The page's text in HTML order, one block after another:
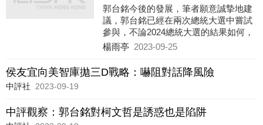
郭台銘今後的發展，筆者願意誠摯地建
議，郭台銘已經在兩次總統大選中嘗試
參與，不論2024總統大選的結果如何，
郭台銘應汲取教訓與經驗，堅持走自己
郭台銘，郭台銘仍可繼續努力，為2028
總統大選而努力，如果2024郭台銘勝
老驥伏櫪，志在千里，烈士暮年，壯心
楊雨亭 2023-09-25
侯友宜向美智庫拋三D戰略：嚇阻對話降風險
中評社 2023-09-19
中評觀察：郭台銘對柯文哲是誘惑也是陷阱